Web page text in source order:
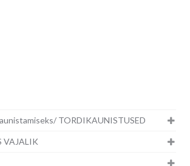
TORDIKAUNISTUSED
VAJALIK